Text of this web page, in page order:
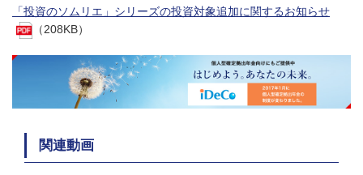
「投資のソムリエ」シリーズの投資対象追加に関するお知らせ
（208KB）
関連動画